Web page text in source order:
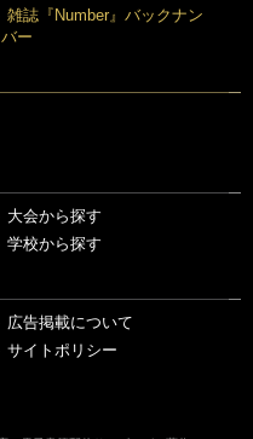
雑誌『Number』バックナン
バー
大会から探す
学校から探す
広告掲載について
サイトポリシー